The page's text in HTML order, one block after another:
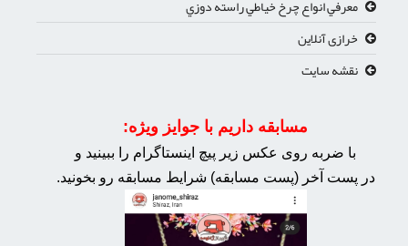
معرفي انواع چرخ خياطي راسته دوزي
خرازی آنلاین
نقشه سایت
مسابقه داریم با جوایز ویژه:
با ضربه روی عکس زیر پیچ اینستاگرام را ببینید و
در پست آخر (پست مسابقه) شرایط مسابقه رو بخونید.